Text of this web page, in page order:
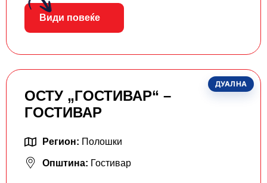
Види повеќе
ДУАЛНА
ОСТУ „ГОСТИВАР“ –
ГОСТИВАР
Регион: Полошки
Општина: Гостивар